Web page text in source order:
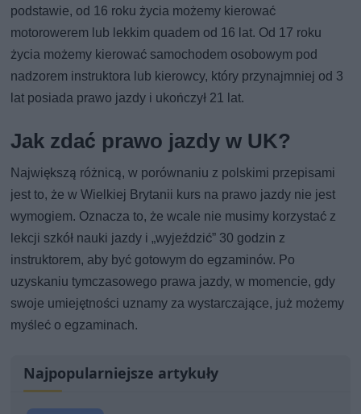
podstawie, od 16 roku życia możemy kierować
motorowerem lub lekkim quadem od 16 lat. Od 17 roku
życia możemy kierować samochodem osobowym pod
nadzorem instruktora lub kierowcy, który przynajmniej od 3
lat posiada prawo jazdy i ukończył 21 lat.
Jak zdać prawo jazdy w UK?
Największą różnicą, w porównaniu z polskimi przepisami
jest to, że w Wielkiej Brytanii kurs na prawo jazdy nie jest
wymogiem. Oznacza to, że wcale nie musimy korzystać z
lekcji szkół nauki jazdy i „wyjeździć” 30 godzin z
instruktorem, aby być gotowym do egzaminów. Po
uzyskaniu tymczasowego prawa jazdy, w momencie, gdy
swoje umiejętności uznamy za wystarczające, już możemy
myśleć o egzaminach.
Najpopularniejsze artykuły